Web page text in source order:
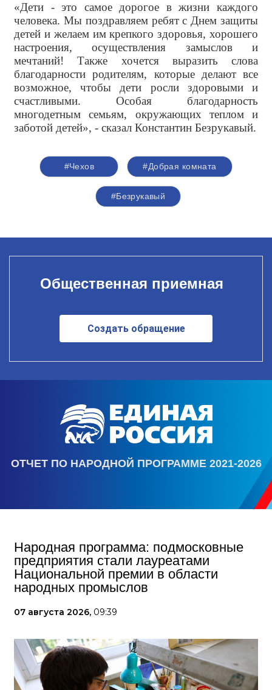
«Дети - это самое дорогое в жизни каждого
человека. Мы поздравляем ребят с Днем защиты
детей и желаем им крепкого здоровья, хорошего
настроения, осуществления замыслов и
мечтаний! Также хочется выразить слова
благодарности родителям, которые делают все
возможное, чтобы дети росли здоровыми и
счастливыми. Особая благодарность
многодетным семьям, окружающих теплом и
заботой детей», - сказал Константин Безрукавый.
#Чехов #Добрая комната
#Безрукавый
Общественная приемная
Создать обращение
ОТЧЕТ ПО НАРОДНОЙ ПРОГРАММЕ 2021-2026
Народная программа: подмосковные
предприятия стали лауреатами
Национальной премии в области
народных промыслов
07 августа 2026, 09:39